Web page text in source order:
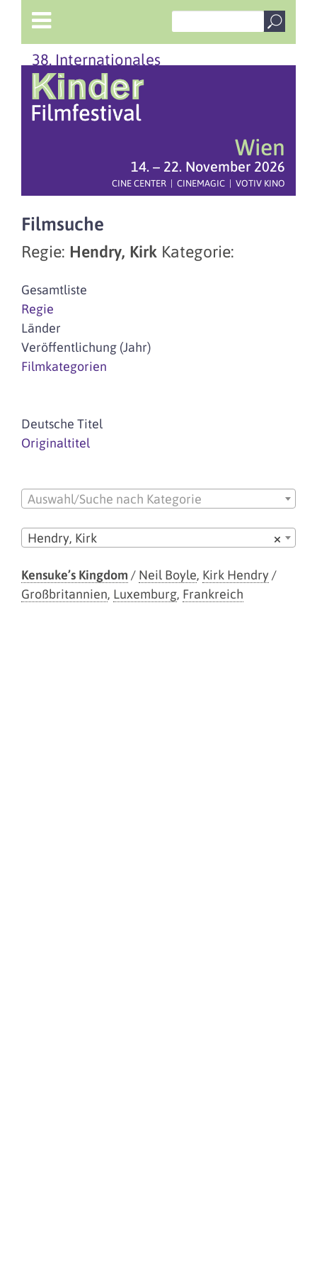
38. Internationales
Wien
14. – 22. November 2026
CINE CENTER | CINEMAGIC | VOTIV KINO
Filmsuche
Regie: Hendry, Kirk Kategorie:
Gesamtliste
Regie
Länder
Veröffentlichung (Jahr)
Filmkategorien
Deutsche Titel
Originaltitel
Auswahl/Suche nach Kategorie
×
Hendry, Kirk
Kensuke’s Kingdom / Neil Boyle, Kirk Hendry /
Großbritannien, Luxemburg, Frankreich